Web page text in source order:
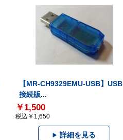
【MR-CH9329EMU-USB】USB
接続版...
￥1,500
税込￥1,650
詳細を見る